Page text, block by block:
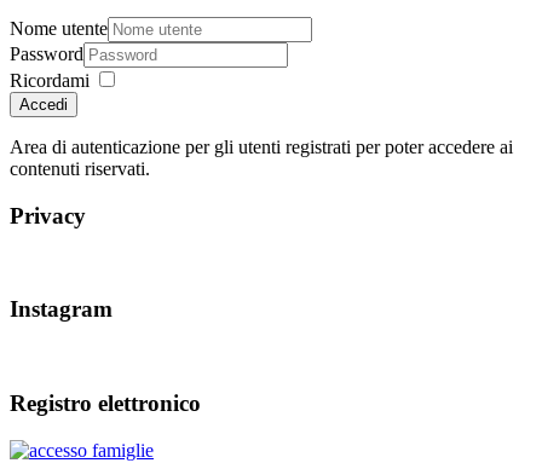
Nome utente
Password
Ricordami
Accedi
Area di autenticazione per gli utenti registrati per poter accedere ai
contenuti riservati.
Privacy
Instagram
Registro elettronico